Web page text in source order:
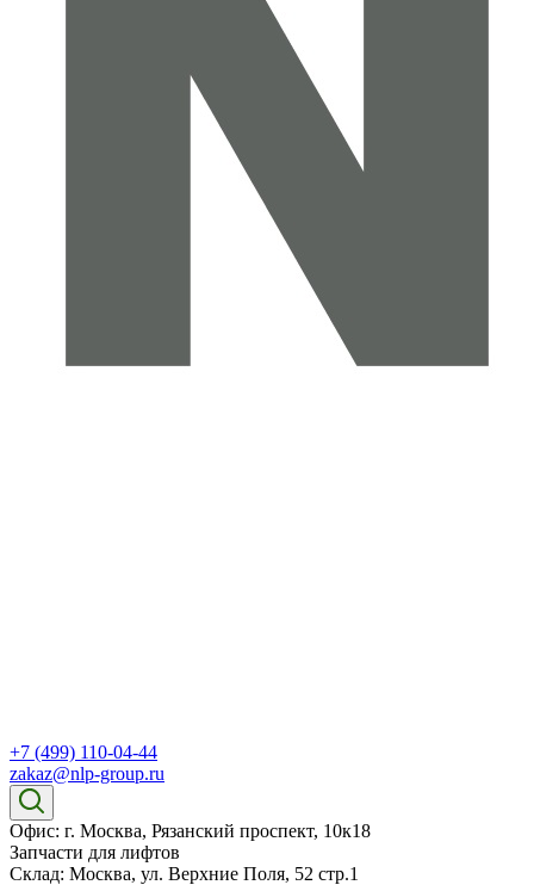
+7 (499) 110-04-44
zakaz@nlp-group.ru
Офис: г. Москва, Рязанский проспект, 10к18
Запчасти для лифтов
Склад: Москва, ул. Верхние Поля, 52 стр.1